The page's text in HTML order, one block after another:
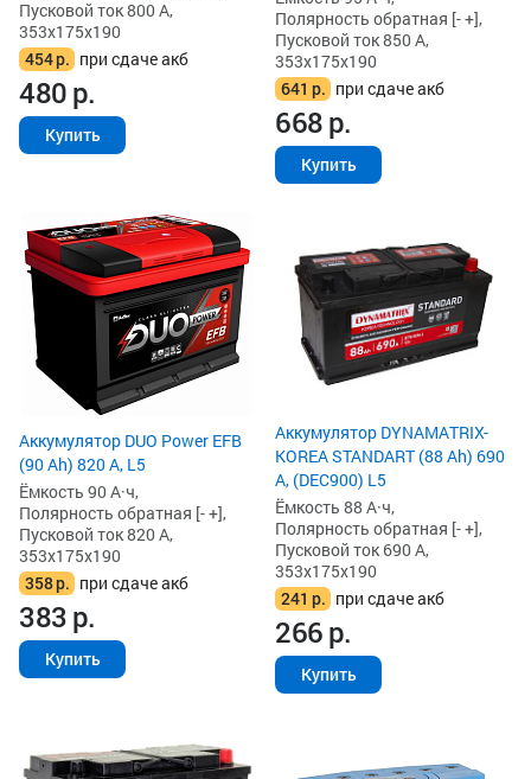
Пусковой ток 800 А,
353x175x190
454р. при сдаче акб
480р.
Купить
Полярность обратная [- +],
Пусковой ток 850 А,
353x175x190
641 р. при сдаче акб
668р.
Купить
Аккумулятор DUO Power EFB
(90 Ah) 820 А, L5
Ёмкость 90 А·ч,
Полярность обратная [- +],
Пусковой ток 820 А,
353x175x190
358р. при сдаче акб
383р.
Купить
Аккумулятор DYNAMATRIX-
KOREA STANDART (88 Ah) 690
А, (DEC900) L5
Ёмкость 88 А·ч,
Полярность обратная [- +],
Пусковой ток 690 А,
353x175x190
241 р. при сдаче акб
266р.
Купить